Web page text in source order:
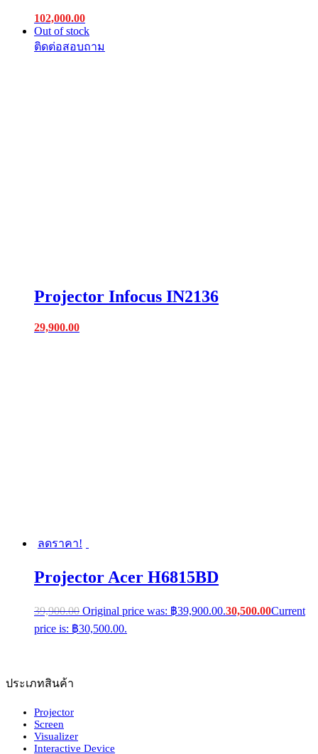
102,000.00
Out of stock
Projector Infocus IN2136
29,900.00
ลดราคา!
Projector Acer H6815BD
39,900.00 Original price was: ฿39,900.00.30,500.00Current
price is: ฿30,500.00.
ประเภทสินค้า
Projector
Screen
Visualizer
Interactive Device